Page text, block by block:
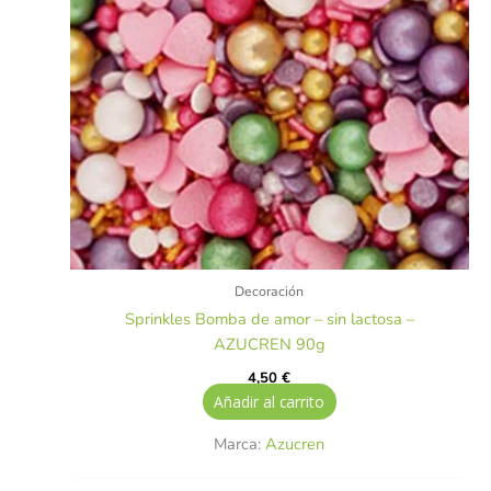
Decoración
Sprinkles Bomba de amor – sin lactosa –
AZUCREN 90g
4,50€
Añadir al carrito
Marca:Azucren